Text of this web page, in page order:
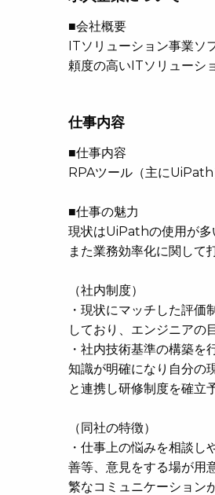
■会社概要
ITソリューション事業ソ
頼度の高いITソリューシ
仕事内容
■仕事内容
RPAツール（主にUiPath
■仕事の魅力
現状はUiPathの使用が多
また業務効率化に関して
（社内制度）
・現状にマッチした評
しており、エンジニアの
・社内技術基準の構築
知識が明確になり自分の
と連携し研修制度を確立
（同社の特徴）
・仕事上の悩みを相談
善等、意見をする場が用
繁なコミュニケーション